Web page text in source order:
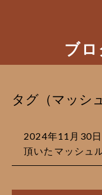
ブ
タグ（マッシ
2024年11月30
頂いたマッシュ